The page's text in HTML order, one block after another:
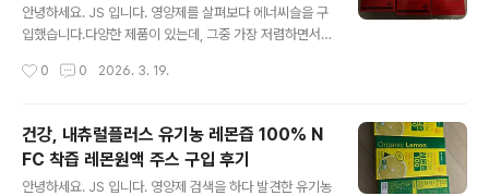
입해서 먹으면 상당히 효과를 보았습니다. 과거 유산균을
먹기 시작하다가 이젠 효소까지...나이가 드니 소화 능력이
를 찾고 계신 분들이라면 한 번쯤 참고하시면 좋을 거 같
안녕하세요. JS 입니다. 영양제를 살펴보다 에너씨슬을 구
입했습니다.다양한 제품이 있는데, 그중 가장 저렴하면서
플래티넘 혈당 밀크씨슬 3박스3박스 99,900원 건강은 걱
: 밀크씨슬 4가지 관리가 가능한 제품입니다. 간도 챙겨야
하고, 혈당도 챙겨야 하고 힘들어요.실은 최근 건강 건진을
하기 위해 혈압을 체크하는데 이상하게 나오고 있습니다.
0 0 2026. 3. 19.
건강, 내츄럴플러스 유기농 레몬즙 100% N
FC 착즙 레몬원액 주스 구입 후기
안녕하세요. JS 입니다. 영양제 검색을 하다 발견한 유기농